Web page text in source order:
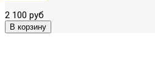
2 100 руб